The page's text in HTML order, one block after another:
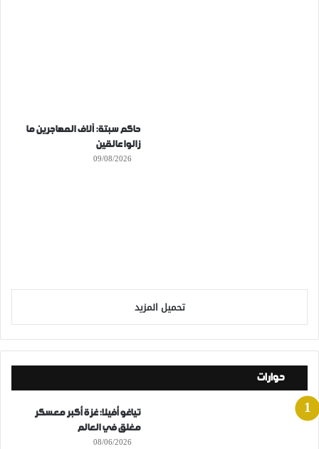
حاكم سبتة: آلاف المهاجرين ما
زالوا عالقين
09/08/2026
تحميل المزيد
حوارات
تياغو أفيلا: غزة أكبر معسكر
مغلق في العالم
08/06/2026